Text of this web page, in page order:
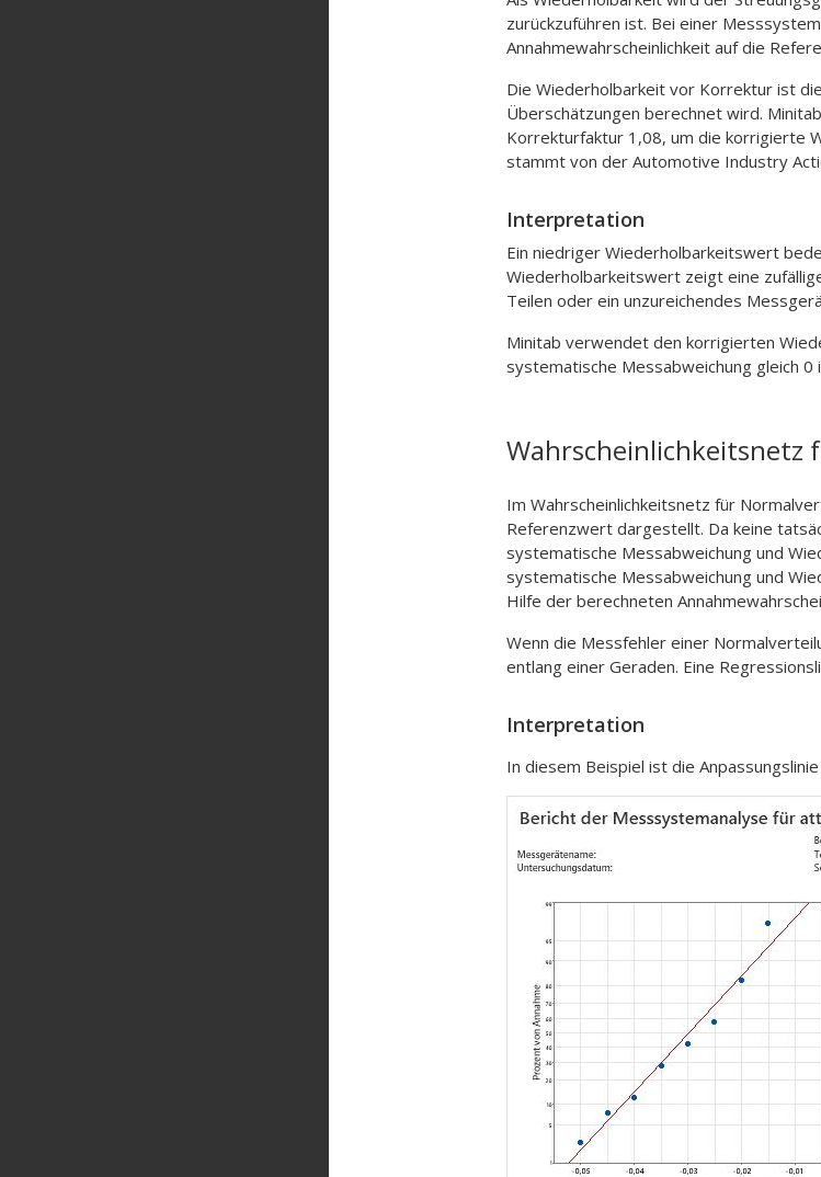
zurückzuführen ist. Bei einer
Annahmewahrscheinlichkeit auf die
Die Wiederholbarkeit vor Korrektur ist
Überschätzungen berechnet wird.
Korrekturfaktur 1,08, um die korrigierte
stammt von der Automotive Industry
Interpretation
Ein niedriger Wiederholbarkeitswert
Wiederholbarkeitswert zeigt eine
Teilen oder ein unzureichendes
Minitab verwendet den korrigierten
systematische Messabweichung gleich 0
Wahrscheinlichkeitsnetz
Im Wahrscheinlichkeitsnetz für
Referenzwert dargestellt. Da keine
systematische Messabweichung und
systematische Messabweichung und
Hilfe der berechneten
Wenn die Messfehler einer
entlang einer Geraden. Eine
Interpretation
In diesem Beispiel ist die